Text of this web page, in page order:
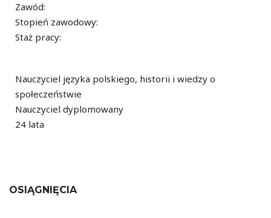
Zawód:
Stopień zawodowy:
Staż pracy:
Nauczyciel języka polskiego, historii i wiedzy o
społeczeństwie
Nauczyciel dyplomowany
24 lata
OSIĄGNIĘCIA